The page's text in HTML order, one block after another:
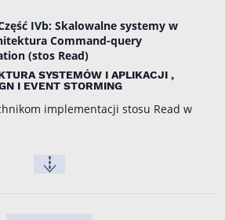
IVb: Skalowalne systemy w
Command-query
(stos Read)
SYSTEMÓW I APLIKACJI ,
I EVENT STORMING
implementacji stosu Read w